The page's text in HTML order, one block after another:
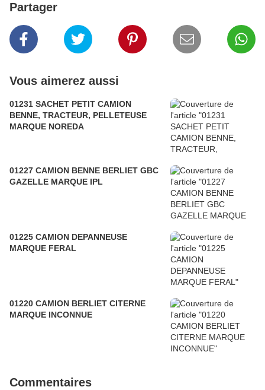
Partager
Vous aimerez aussi
01231 SACHET PETIT CAMION
BENNE, TRACTEUR, PELLETEUSE
MARQUE NOREDA
01227 CAMION BENNE BERLIET GBC
GAZELLE MARQUE IPL
01225 CAMION DEPANNEUSE
MARQUE FERAL
01220 CAMION BERLIET CITERNE
MARQUE INCONNUE
Commentaires